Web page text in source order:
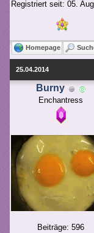
Registriert seit: 05.
Homepage
25.04.2014
Burny
Enchantress
Beiträge: 596